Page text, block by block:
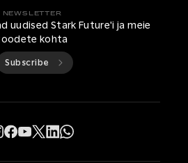
NEWSLETTER
uudised Stark Future'i ja meie
kohta
Subscribe